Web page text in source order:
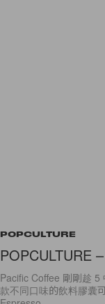
POPCULTURE
POPCULTURE
Pacific Coffee 剛剛趁
款不同口味的飲料膠囊